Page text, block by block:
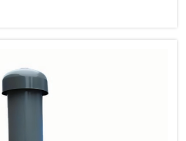
сброс сточных вод.
очистки сточных вод является